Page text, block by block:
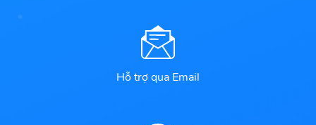
Hỗ trợ qua Email